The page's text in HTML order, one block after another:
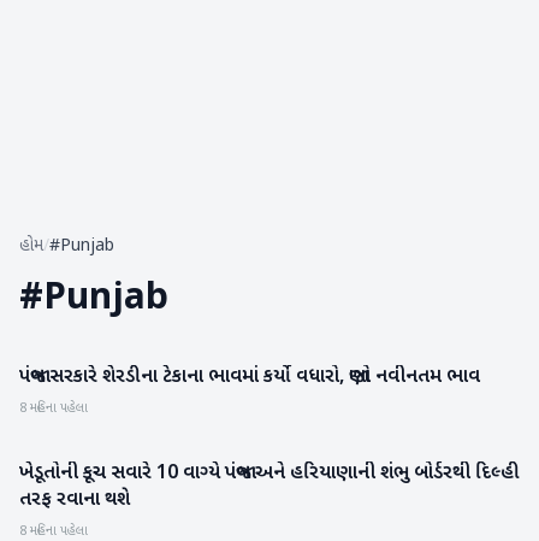
હોમ/#Punjab
#Punjab
બિઝનેસ
પંજાબ સરકારે શેરડીના ટેકાના ભાવમાં કર્યો વધારો, જાણો નવીનતમ ભાવ
8 મહિના પહેલા
રાષ્ટ્રીય
ખેડૂતોની કૂચ સવારે 10 વાગ્યે પંજાબ અને હરિયાણાની શંભુ બોર્ડરથી દિલ્હી
તરફ રવાના થશે
8 મહિના પહેલા